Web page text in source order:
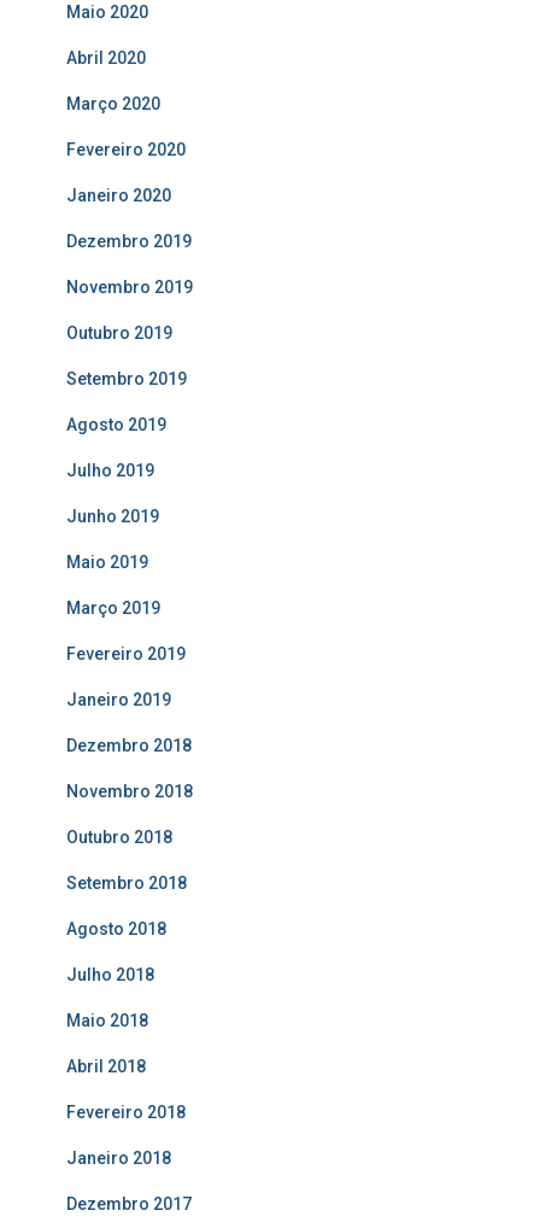
Maio 2020
Abril 2020
Março 2020
Fevereiro 2020
Janeiro 2020
Dezembro 2019
Novembro 2019
Outubro 2019
Setembro 2019
Agosto 2019
Julho 2019
Junho 2019
Maio 2019
Março 2019
Fevereiro 2019
Janeiro 2019
Dezembro 2018
Novembro 2018
Outubro 2018
Setembro 2018
Agosto 2018
Julho 2018
Maio 2018
Abril 2018
Fevereiro 2018
Janeiro 2018
Dezembro 2017